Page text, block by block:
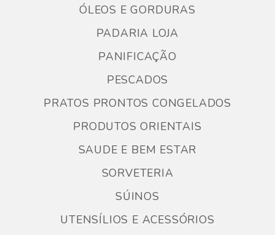
ÓLEOS E GORDURAS
PADARIA LOJA
PANIFICAÇÃO
PESCADOS
PRATOS PRONTOS CONGELADOS
PRODUTOS ORIENTAIS
SAUDE E BEM ESTAR
SORVETERIA
SÚINOS
UTENSÍLIOS E ACESSÓRIOS